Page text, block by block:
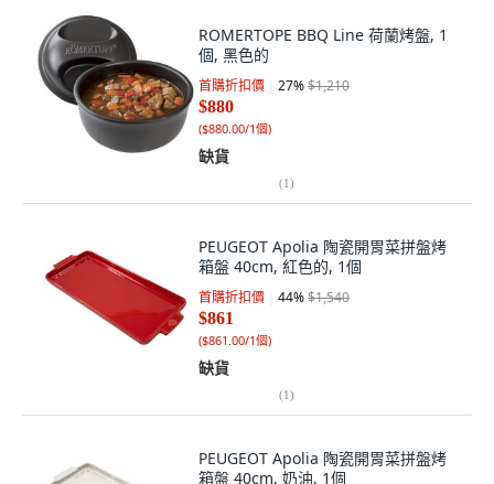
ROMERTOPE BBQ Line 荷蘭烤盤, 1
個, 黑色的
首購折扣價 27%$1,210
$880
($880.00/1個)
缺貨
(1)
PEUGEOT Apolia 陶瓷開胃菜拼盤烤
箱盤 40cm, 紅色的, 1個
首購折扣價 44%$1,540
$861
($861.00/1個)
缺貨
(1)
PEUGEOT Apolia 陶瓷開胃菜拼盤烤
箱盤 40cm, 奶油, 1個